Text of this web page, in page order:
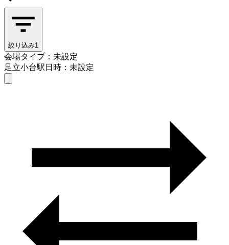
絞り込み1
会場タイプ：未設定
足立小台駅日時：未設定